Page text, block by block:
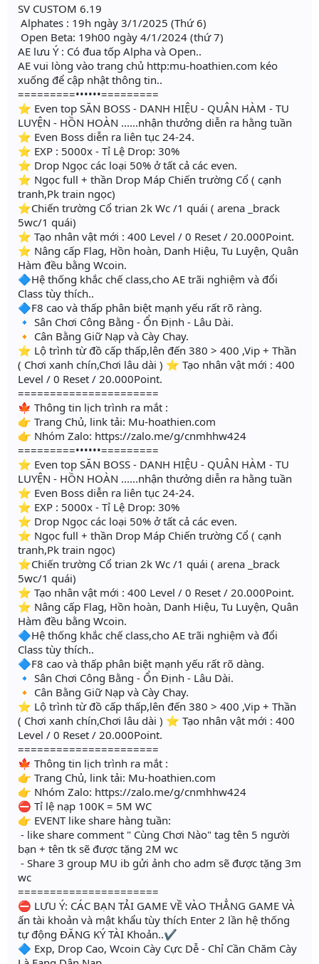
SV CUSTOM 6.19
Alphates : 19h ngày 3/1/2025 (Thứ 6)
Open Beta: 19h00 ngày 4/1/2024 (thứ 7)
AE lưu Ý : Có đua tốp Alpha và Open..
AE vui lòng vào trang chủ http:mu-hoathien.com kéo
xuống để cập nhật thông tin..
=========••••••=========
⭐️ Even top SĂN BOSS - DANH HIỆU - QUÂN HÀM - TU
LUYỆN - HỒN HOÀN ......nhận thưởng diễn ra hằng tuần
⭐️ Even Boss diễn ra liên tục 24-24.
⭐️ EXP : 5000x - Tỉ Lệ Drop: 30%
⭐️ Drop Ngọc các loại 50% ở tất cả các even.
⭐️ Ngọc full + thần Drop Máp Chiến trường Cổ ( cạnh
tranh,Pk train ngọc)
⭐️Chiến trường Cổ trian 2k Wc /1 quái ( arena _brack
5wc/1 quái)
⭐️ Tạo nhân vật mới : 400 Level / 0 Reset / 20.000Point.
⭐️ Nâng cấp Flag, Hồn hoàn, Danh Hiệu, Tu Luyện, Quân
Hàm đều bằng Wcoin.
🔷Hệ thống khắc chế class,cho AE trãi nghiệm và đổi
Class tùy thích..
🔷F8 cao và thấp phân biệt mạnh yếu rất rõ ràng.
🔹 Sân Chơi Công Bằng - Ổn Định - Lâu Dài.
🔸 Cân Bằng Giữ Nạp và Cày Chay.
⭐️ Lộ trình từ đồ cấp thấp,lên đến 380 > 400 ,Vip + Thần
( Chơi xanh chín,Chơi lâu dài ) ⭐️ Tạo nhân vật mới : 400
Level / 0 Reset / 20.000Point.
======================
🍁 Thông tin lịch trình ra mắt :
👉 Trang Chủ, link tải: Mu-hoathien.com
👉 Nhóm Zalo: https://zalo.me/g/cnmhhw424
=========••••••=========
⭐️ Even top SĂN BOSS - DANH HIỆU - QUÂN HÀM - TU
LUYỆN - HỒN HOÀN ......nhận thưởng diễn ra hằng tuần
⭐️ Even Boss diễn ra liên tục 24-24.
⭐️ EXP : 5000x - Tỉ Lệ Drop: 30%
⭐️ Drop Ngọc các loại 50% ở tất cả các even.
⭐️ Ngọc full + thần Drop Máp Chiến trường Cổ ( cạnh
tranh,Pk train ngọc)
⭐️Chiến trường Cổ trian 2k Wc /1 quái ( arena _brack
5wc/1 quái)
⭐️ Tạo nhân vật mới : 400 Level / 0 Reset / 20.000Point.
⭐️ Nâng cấp Flag, Hồn hoàn, Danh Hiệu, Tu Luyện, Quân
Hàm đều bằng Wcoin.
🔷Hệ thống khắc chế class,cho AE trãi nghiệm và đổi
Class tùy thích..
🔷F8 cao và thấp phân biệt mạnh yếu rất rõ dàng.
🔹 Sân Chơi Công Bằng - Ổn Định - Lâu Dài.
🔸 Cân Bằng Giữ Nạp và Cày Chay.
⭐️ Lộ trình từ đồ cấp thấp,lên đến 380 > 400 ,Vip + Thần
( Chơi xanh chín,Chơi lâu dài ) ⭐️ Tạo nhân vật mới : 400
Level / 0 Reset / 20.000Point.
======================
🍁 Thông tin lịch trình ra mắt :
👉 Trang Chủ, link tải: Mu-hoathien.com
👉 Nhóm Zalo: https://zalo.me/g/cnmhhw424
⛔ Tỉ lệ nạp 100K = 5M WC
👉 EVENT like share hàng tuần:
- like share comment " Cùng Chơi Nào" tag tên 5 người
bạn + tên tk sẽ được tặng 2M wc
- Share 3 group MU ib gửi ảnh cho adm sẽ được tặng 3m
wc
======================
⛔ LƯU Ý: CÁC BẠN TẢI GAME VỀ VÀO THẲNG GAME VÀ
ấn tài khoản và mật khẩu tùy thích Enter 2 lần hệ thống
tự động ĐĂNG KÝ TÀI Khoản..✔
🔷 Exp, Drop Cao, Wcoin Cày Cực Dễ - Chỉ Cần Chăm Cày